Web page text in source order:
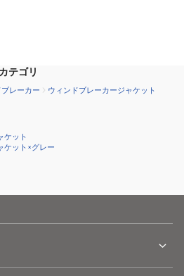
テゴリ
レーカー ウィンドブレーカージャケット
ケット
ケット×グレー